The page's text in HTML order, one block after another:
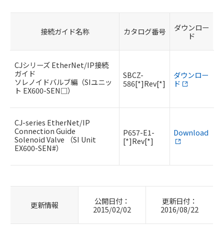
接続ガイド名称 カタログ番号
ダウンロー
ド
CJシリーズ EtherNet/IP接続
ガイド
ソレノイドバルブ編（SIユニッ
ト EX600-SEN□）
SBCZ-
586[*]Rev[*]
ダウンロー
ド
CJ-series EtherNet/IP
Connection Guide
Solenoid Valve （SI Unit
EX600-SEN#）
P657-E1-
[*]Rev[*]
Download
更新情報
公開日付：
2015/02/02
更新日付：
2016/08/22